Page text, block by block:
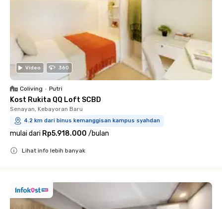
Video 360
Coliving • Putri
Kost Rukita QQ Loft SCBD
Senayan, Kebayoran Baru
4.2 km dari binus kemanggisan kampus syahdan
mulai dari Rp5.918.000 /bulan
Lihat info lebih banyak